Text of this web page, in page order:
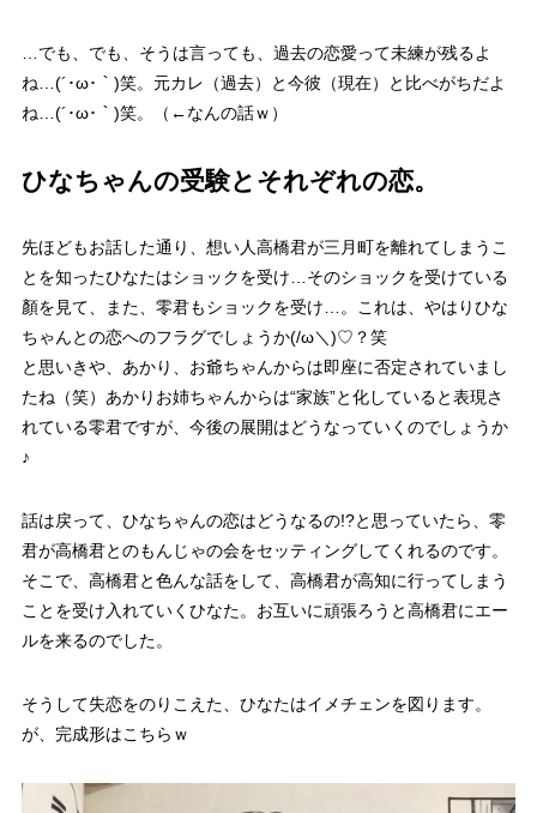
…でも、でも、そうは言っても、過去の恋愛って未練が残るよ
ね…(´･ω･｀)笑。元カレ（過去）と今彼（現在）と比べがちだよ
ね…(´･ω･｀)笑。（←なんの話ｗ）
ひなちゃんの受験とそれぞれの恋。
先ほどもお話した通り、想い人高橋君が三月町を離れてしまうこ
とを知ったひなたはショックを受け… そのショックを受けている
顏を見て、また、 零君もショックを受け…
。これは、やはりひな
ちゃんとの恋へのフラグでしょうか(/ω＼)♡？笑
と思いきや、あかり、お爺ちゃんからは即座に否定されていまし
たね（笑）あかりお姉ちゃんからは“家族”と化していると表現さ
れている零君ですが、今後の展開はどうなっていくのでしょうか
♪
話は戻って、ひなちゃんの恋はどうなるの!?と思っていたら、零
君が高橋君とのもんじゃの会をセッティングしてくれるのです。
そこで、高橋君と色んな話をして、高橋君が高知に行ってしまう
ことを受け入れていくひなた。お互いに頑張ろうと高橋君にエー
ルを来るのでした。
そうして失恋をのりこえた、ひなたはイメチェンを図ります。
が、完成形はこちらｗ